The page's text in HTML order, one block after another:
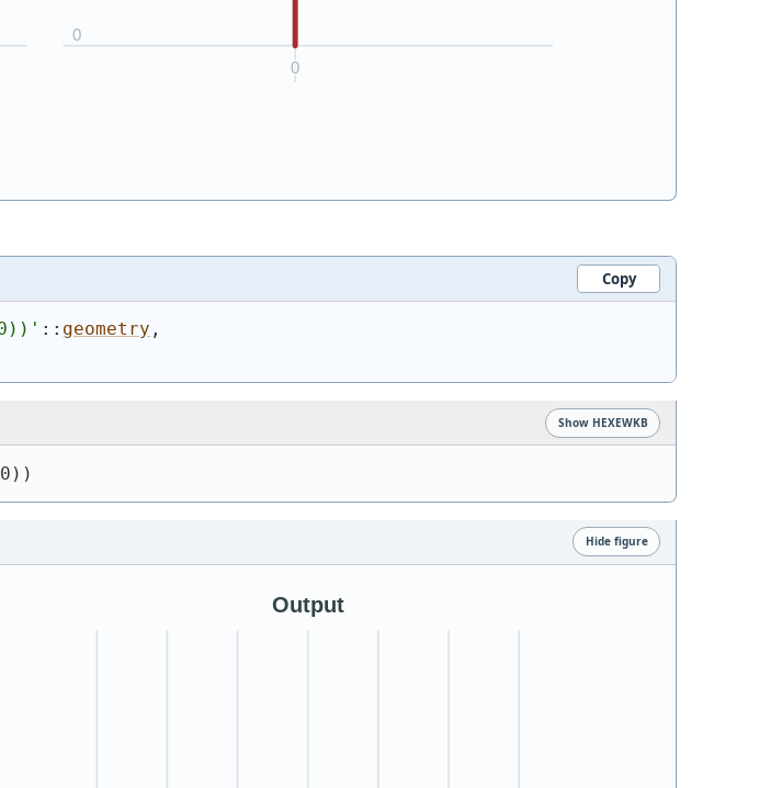
Copy
' :: geometry ,
Show HEXEWKB
Hide figure